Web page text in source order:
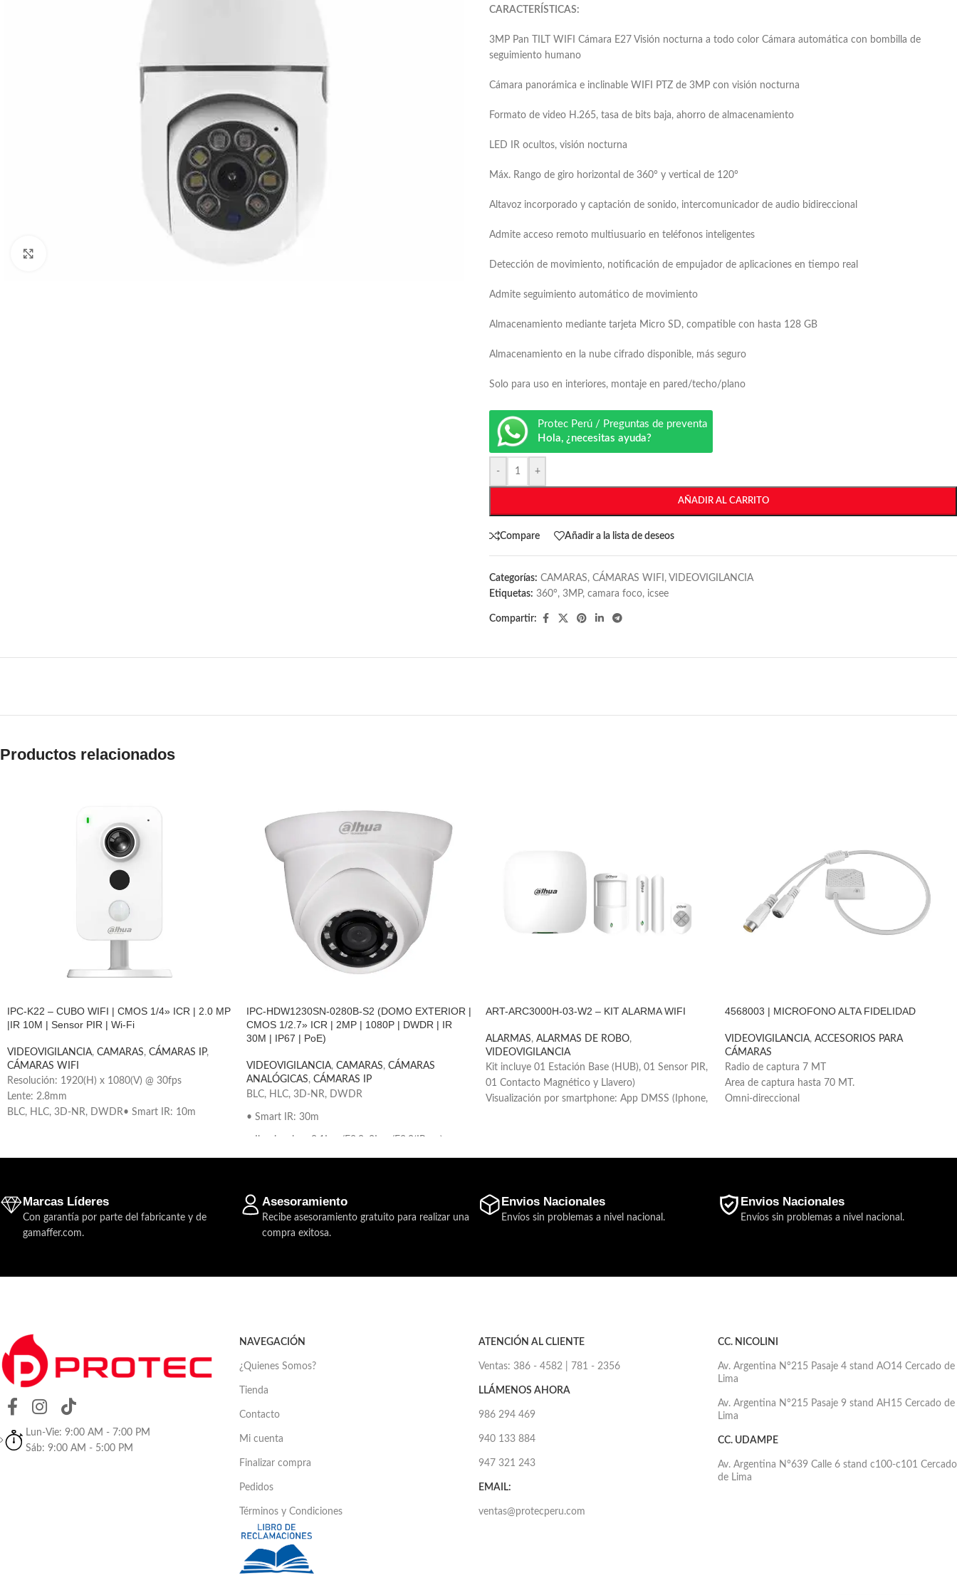
CARACTERÍSTICAS:
3MP Pan TILT WIFI Cámara E27 Visión nocturna a todo color Cámara automática con bombilla de
seguimiento humano
Cámara panorámica e inclinable WIFI PTZ de 3MP con visión nocturna
Formato de video H.265, tasa de bits baja, ahorro de almacenamiento
LED IR ocultos, visión nocturna
Máx. Rango de giro horizontal de 360° y vertical de 120°
Altavoz incorporado y captación de sonido, intercomunicador de audio bidireccional
Admite acceso remoto multiusuario en teléfonos inteligentes
Detección de movimiento, notificación de empujador de aplicaciones en tiempo real
Admite seguimiento automático de movimiento
Almacenamiento mediante tarjeta Micro SD, compatible con hasta 128 GB
Almacenamiento en la nube cifrado disponible, más seguro
Solo para uso en interiores, montaje en pared/techo/plano
Protec Perú / Preguntas de preventa
Hola, ¿necesitas ayuda?
- +
AÑADIR AL CARRITO
Compare Añadir a la lista de deseos
Categorías: CAMARAS, CÁMARAS WIFI , VIDEOVIGILANCIA
Etiquetas: 360°, 3MP, camara foco, icsee
Compartir:
Productos relacionados
IPC-K22 – CUBO WIFI | CMOS 1/4» ICR | 2.0 MP
|IR 10M | Sensor PIR | Wi-Fi
VIDEOVIGILANCIA, CAMARAS, CÁMARAS IP,
CÁMARAS WIFI
Resolución: 1920(H) x 1080(V) @ 30fps
Lente: 2.8mm
BLC, HLC, 3D-NR, DWDR• Smart IR: 10m
Dual Stream
Conexión P2P
Micr. y Parl. incoporad
Wifi hasta 50m
Grabación en Nube (App IMOU)
IPC-HDW1230SN-0280B-S2 (DOMO EXTERIOR |
CMOS 1/2.7» ICR | 2MP | 1080P | DWDR | IR
30M | IP67 | PoE)
VIDEOVIGILANCIA, CAMARAS, CÁMARAS
ANALÓGICAS, CÁMARAS IP
BLC, HLC, 3D-NR, DWDR
• Smart IR: 30m
• Alimentacion: 12VDC, PoE (802.3af)
• Consumo 3.8W (IR on)
• Web Brower
ART-ARC3000H-03-W2 – KIT ALARMA WIFI
ALARMAS, ALARMAS DE ROBO,
VIDEOVIGILANCIA
Kit incluye 01 Estación Base (HUB), 01 Sensor PIR,
01 Contacto Magnético y Llavero)
Visualización por smartphone: App DMSS (Iphone,
Restablecimiento automático de la red (ANR)
Enlace de video en la aplicación
Alarma de emergencia SOS
4568003 | MICROFONO ALTA FIDELIDAD
VIDEOVIGILANCIA, ACCESORIOS PARA
CÁMARAS
Radio de captura 7 MT
Area de captura hasta 70 MT.
Omni-direccional
Marcas Líderes
Con garantía por parte del fabricante y de
gamaffer.com.
Asesoramiento
Recibe asesoramiento gratuito para realizar una
compra exitosa.
Envios Nacionales
Envíos sin problemas a nivel nacional.
Envios Nacionales
Envíos sin problemas a nivel nacional.
Lun-Vie: 9:00 AM - 7:00 PM
Sáb: 9:00 AM - 5:00 PM
NAVEGACIÓN
¿Quienes Somos?
Tienda
Contacto
Mi cuenta
Finalizar compra
Pedidos
Términos y Condiciones
ATENCIÓN AL CLIENTE
Ventas: 386 - 4582 | 781 - 2356
LLÁMENOS AHORA
986 294 469
940 133 884
947 321 243
EMAIL:
ventas@protecperu.com
CC. NICOLINI
Av. Argentina N°215 Pasaje 4 stand AO14 Cercado de
Lima
Av. Argentina N°215 Pasaje 9 stand AH15 Cercado de
Lima
CC. UDAMPE
Av. Argentina N°639 Calle 6 stand c100-c101 Cercado
de Lima